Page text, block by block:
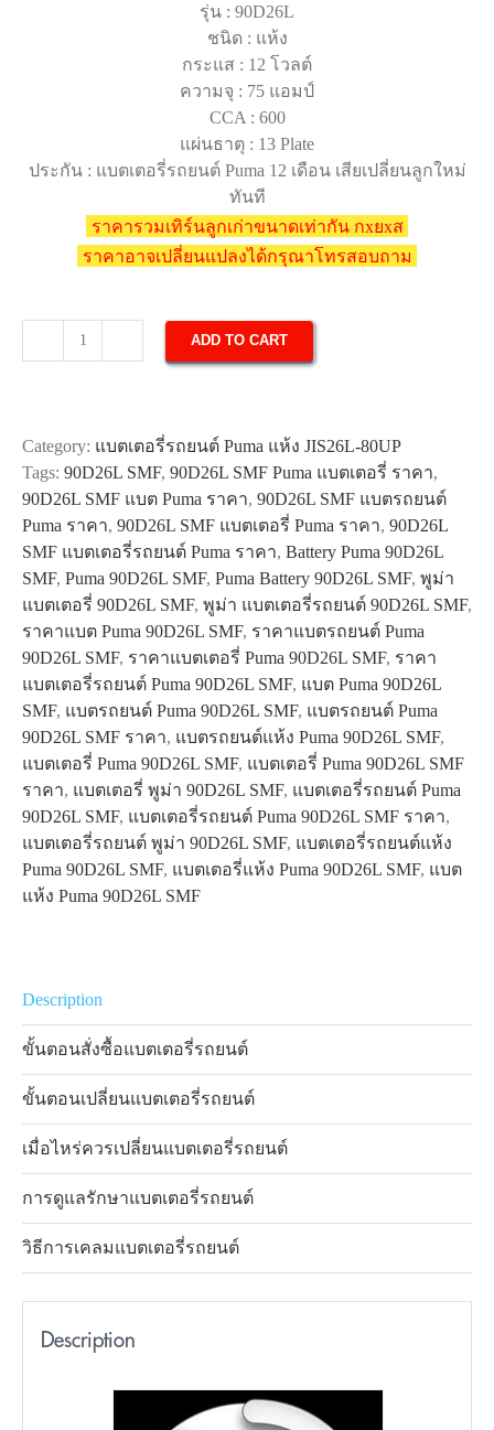
รุ่น : 90D26L
ชนิด : แห้ง
กระแส : 12 โวลต์
ความจุ : 75 แอมป์
CCA : 600
แผ่นธาตุ : 13 Plate
ประกัน : แบตเตอรี่รถยนต์ Puma 12 เดือน เสียเปลี่ยนลูกใหม่
ทันที
ราคารวมเทิร์นลูกเก่าขนาดเท่ากัน กxยxส
ราคาอาจเปลี่ยนแปลงได้กรุณาโทรสอบถาม
SMF
quantity
ADD TO CART
Category: แบตเตอรี่รถยนต์ Puma แห้ง JIS26L-80UP
Tags: 90D26L SMF, 90D26L SMF Puma แบตเตอรี่ ราคา,
90D26L SMF แบต Puma ราคา, 90D26L SMF แบตรถยนต์
Puma ราคา, 90D26L SMF แบตเตอรี่ Puma ราคา, 90D26L
SMF แบตเตอรี่รถยนต์ Puma ราคา, Battery Puma 90D26L
SMF, Puma 90D26L SMF, Puma Battery 90D26L SMF, พูม่า
แบตเตอรี่ 90D26L SMF, พูม่า แบตเตอรี่รถยนต์ 90D26L SMF,
ราคาแบต Puma 90D26L SMF, ราคาแบตรถยนต์ Puma
90D26L SMF, ราคาแบตเตอรี่ Puma 90D26L SMF, ราคา
แบตเตอรี่รถยนต์ Puma 90D26L SMF, แบต Puma 90D26L
SMF, แบตรถยนต์ Puma 90D26L SMF, แบตรถยนต์ Puma
90D26L SMF ราคา, แบตรถยนต์แห้ง Puma 90D26L SMF,
แบตเตอรี่ Puma 90D26L SMF, แบตเตอรี่ Puma 90D26L SMF
ราคา, แบตเตอรี่ พูม่า 90D26L SMF, แบตเตอรี่รถยนต์ Puma
90D26L SMF, แบตเตอรี่รถยนต์ Puma 90D26L SMF ราคา,
แบตเตอรี่รถยนต์ พูม่า 90D26L SMF, แบตเตอรี่รถยนต์แห้ง
Puma 90D26L SMF, แบตเตอรี่แห้ง Puma 90D26L SMF, แบต
แห้ง Puma 90D26L SMF
Description
ขั้นตอนสั่งซื้อแบตเตอรี่รถยนต์
ขั้นตอนเปลี่ยนแบตเตอรี่รถยนต์
เมื่อไหร่ควรเปลี่ยนแบตเตอรี่รถยนต์
การดูแลรักษาแบตเตอรี่รถยนต์
วิธีการเคลมแบตเตอรี่รถยนต์
Description